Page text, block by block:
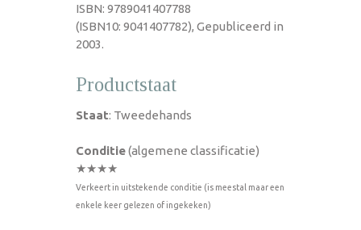
ISBN: 9789041407788
(ISBN10: 9041407782), Gepubliceerd in
2003.
Productstaat
Staat: Tweedehands
Conditie(algemene classificatie)
★★★★
Verkeert in uitstekende conditie (is meestal maar een
enkele keer gelezen of ingekeken)